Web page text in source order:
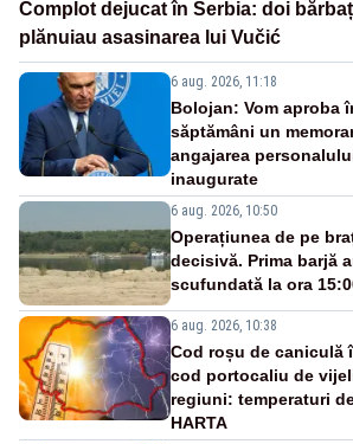
Complot dejucat în Serbia: doi
plănuiau asasinarea lui Vučić
6 aug. 2026, 11:18
Bolojan: Vom aproba
săptămâni un
angajarea
inaugurate
6 aug. 2026, 10:50
Operațiunea de pe
decisivă. Prima barjă
scufundată la ora
6 aug. 2026, 10:38
Cod roșu de caniculă
cod portocaliu de
regiuni: temperaturi
HARTA